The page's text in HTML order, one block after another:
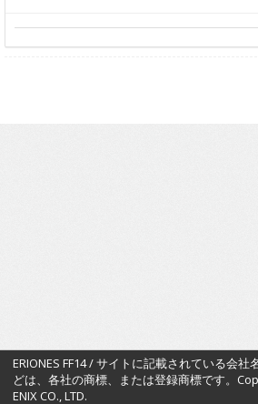
ERIONES FF14 / サイトに記載されている会
どは、各社の商標、または登録商標です。
ENIX CO., LTD.